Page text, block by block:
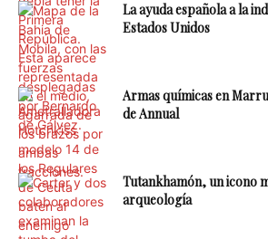
La ayuda española a la
Estados Unidos
Armas químicas en
de Annual
Tutankhamón, un icono
arqueología